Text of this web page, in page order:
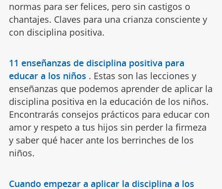
normas para ser felices, pero sin castigos o
chantajes. Claves para una crianza consciente y
con disciplina positiva.
11 enseñanzas de disciplina positiva para
educar a los niños . Estas son las lecciones y
enseñanzas que podemos aprender de aplicar la
disciplina positiva en la educación de los niños.
Encontrarás consejos prácticos para educar con
amor y respeto a tus hijos sin perder la firmeza
y saber qué hacer ante los berrinches de los
niños.
Cuando empezar a aplicar la disciplina a los